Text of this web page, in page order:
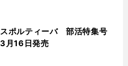
スポルティーバ 部活特集号
3月16日発売